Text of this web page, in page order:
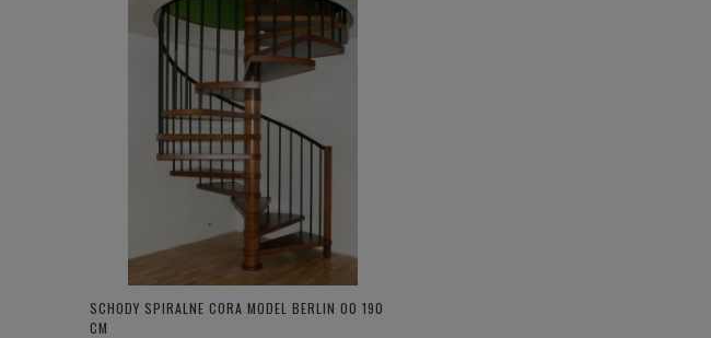
SCHODY SPIRALNE CORA MODEL BERLIN 00 190
CM